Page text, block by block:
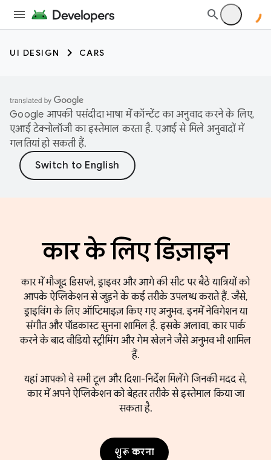
UI DESIGN CARS
Google आपकी पसंदीदा भाषा में कॉन्टेंट का अनुवाद करने के लिए,
एआई टेक्नोलॉजी का इस्तेमाल करता है. एआई से मिले अनुवादों में
गलतियां हो सकती हैं.
कार के लिए डिज़ाइन
कार में मौजूद डिसप्ले, ड्राइवर और आगे की सीट पर बैठे यात्रियों को
आपके ऐप्लिकेशन से जुड़ने के कई तरीके उपलब्ध कराते हैं. जैसे,
ड्राइविंग के लिए ऑप्टिमाइज़ किए गए अनुभव. इनमें नेविगेशन या
संगीत और पॉडकास्ट सुनना शामिल है. इसके अलावा, कार पार्क
करने के बाद वीडियो स्ट्रीमिंग और गेम खेलने जैसे अनुभव भी शामिल
हैं.
यहां आपको वे सभी टूल और दिशा-निर्देश मिलेंगे जिनकी मदद से,
कार में अपने ऐप्लिकेशन को बेहतर तरीके से इस्तेमाल किया जा
सकता है.
शुरू करना